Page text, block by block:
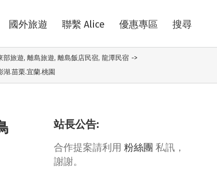
國外旅遊 聯繫 Alice 優惠專區 搜尋
部旅遊, 離島旅遊, 離島飯店民宿, 龍潭民宿 ->
.苗栗.宜蘭.桃園
站長公告:
合作提案請利用 粉絲團 私訊，
謝謝。